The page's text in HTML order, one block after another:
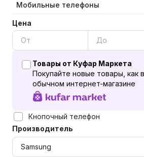
Мобильные телефоны
Цена
Товары от Куфар Маркета
Покупайте новые товары, как в
обычном интернет-магазине
Кнопочный телефон
Производитель